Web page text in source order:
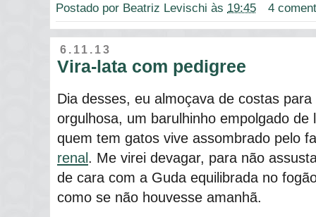
Postado por Beatriz Levischi às 19:45 4
6.11.13
Vira-lata com pedigree
Dia desses, eu almoçava de costas
orgulhosa, um barulhinho empolgado
quem tem gatos vive assombrado pelo
renal . Me virei devagar, para não
de cara com a Guda equilibrada no
como se não houvesse amanhã.